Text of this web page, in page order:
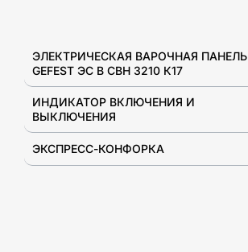
ЭЛЕКТРИЧЕСКАЯ ВАРОЧНАЯ ПАНЕЛЬ
GEFEST ЭС В СВН 3210 К17
ИНДИКАТОР ВКЛЮЧЕНИЯ И
ВЫКЛЮЧЕНИЯ
ЭКСПРЕСС-КОНФОРКА